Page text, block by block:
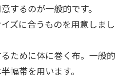
するのが一般的です。
ズに合うものを用意しまし
ために体に巻く布。一般的
幅帯を用います。